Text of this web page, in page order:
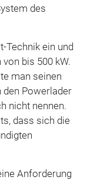
des
Technik ein und
bis 500 kW.
man seinen
Powerlader
nicht nennen.
dass sich die
Anforderung